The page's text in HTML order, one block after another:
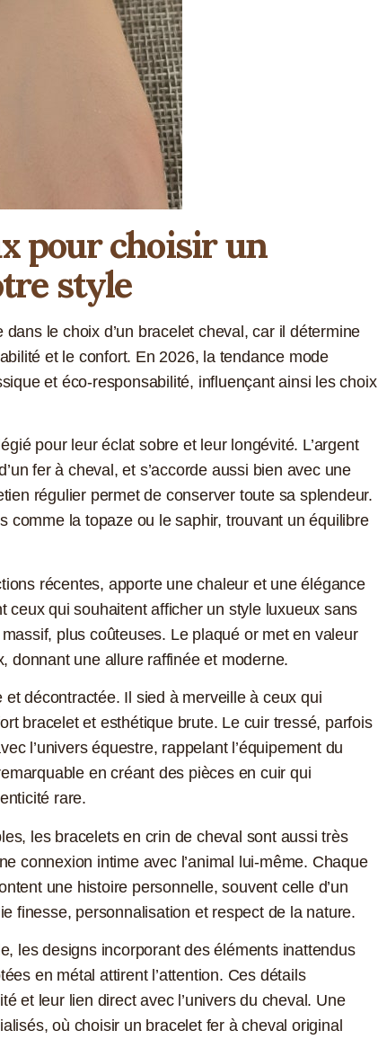
pour choisir un
style
le choix d’un bracelet cheval, car il détermine
et le confort. En 2026, la tendance mode
et éco-responsabilité, influençant ainsi les choix
pour leur éclat sobre et leur longévité. L’argent
fer à cheval, et s’accorde aussi bien avec une
régulier permet de conserver toute sa splendeur.
comme la topaze ou le saphir, trouvant un équilibre
récentes, apporte une chaleur et une élégance
qui souhaitent afficher un style luxueux sans
plus coûteuses. Le plaqué or met en valeur
donnant une allure raffinée et moderne.
décontractée. Il sied à merveille à ceux qui
bracelet et esthétique brute. Le cuir tressé, parfois
l’univers équestre, rappelant l’équipement du
en créant des pièces en cuir qui
rare.
les bracelets en crin de cheval sont aussi très
connexion intime avec l’animal lui-même. Chaque
une histoire personnelle, souvent celle d’un
finesse, personnalisation et respect de la nature.
les designs incorporant des éléments inattendus
en métal attirent l’attention. Ces détails
et leur lien direct avec l’univers du cheval. Une
où choisir un bracelet fer à cheval original